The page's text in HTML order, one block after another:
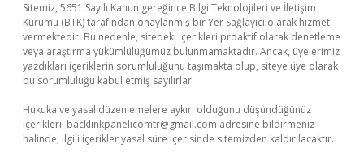
Sitemiz, 5651 Sayılı Kanun gereğince Bilgi Teknolojileri ve İletişim
Kurumu (BTK) tarafından onaylanmış bir Yer Sağlayıcı olarak hizmet
vermektedir. Bu nedenle, sitedeki içerikleri proaktif olarak denetleme
veya araştırma yükümlülüğümüz bulunmamaktadır. Ancak, üyelerimiz
yazdıkları içeriklerin sorumluluğunu taşımakta olup, siteye üye olarak
bu sorumluluğu kabul etmiş sayılırlar.
Hukuka ve yasal düzenlemelere aykırı olduğunu düşündüğünüz
içerikleri, backlinkpanelicomtr@gmail.com adresine bildirmeniz
halinde, ilgili içerikler yasal süre içerisinde sitemizden kaldırılacaktır.